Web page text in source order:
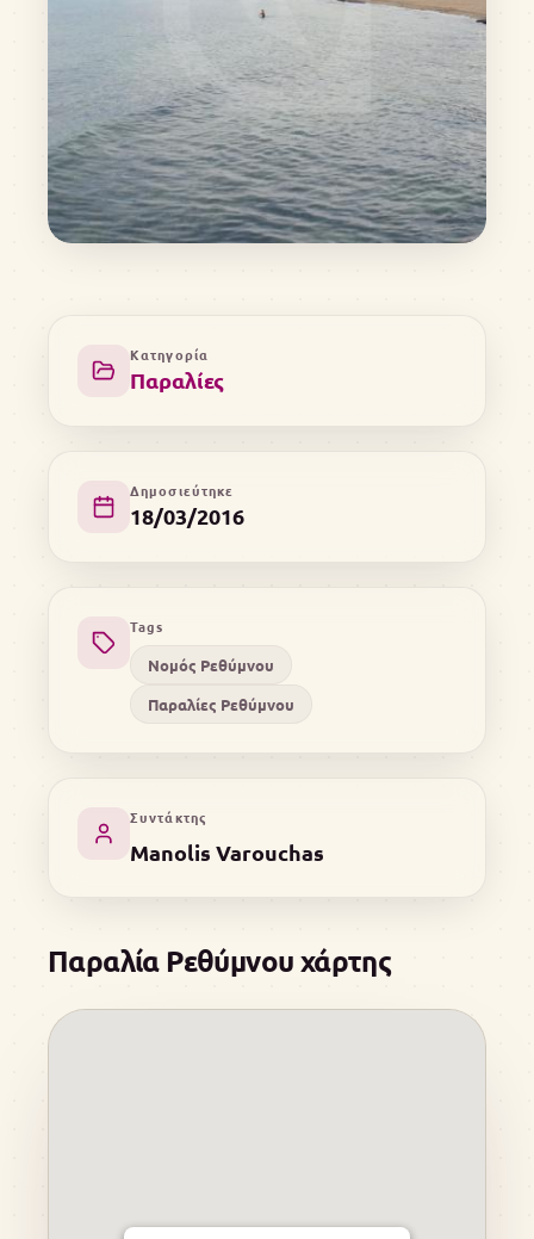
Κατηγορία
Παραλίες
Δημοσιεύτηκε
18/03/2016
Tags
Νομός Ρεθύμνου
Παραλίες Ρεθύμνου
Συντάκτης
Manolis Varouchas
Παραλία Ρεθύμνου χάρτης